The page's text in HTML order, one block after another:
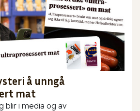
å unngå
mat
blir i media og av